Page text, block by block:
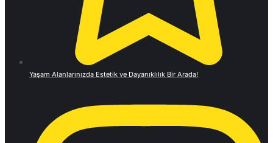
Yaşam Alanlarınızda Estetik ve Dayanıklılık Bir Arada!